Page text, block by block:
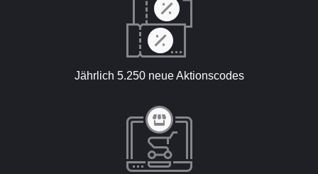
Jährlich 5.250 neue Aktionscodes